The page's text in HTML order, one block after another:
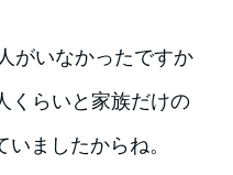
がいなかったですか
くらいと家族だけの
ましたからね。